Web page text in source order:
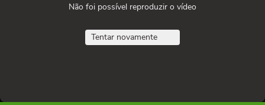
Não foi possível reproduzir o vídeo
Tentar novamente